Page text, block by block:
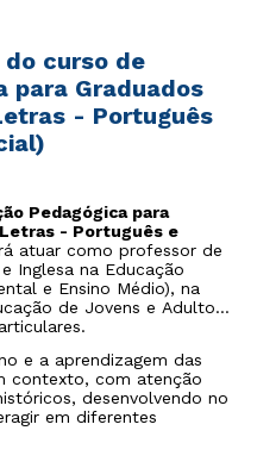
curso de
para Graduados
- Português
Pedagógica para
- Português e
atuar como professor de
Inglesa na Educação
e Ensino Médio), na
de Jovens e Adultos
e a aprendizagem das
contexto, com atenção
desenvolvendo no
em diferentes